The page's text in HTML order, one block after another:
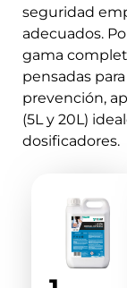
seguridad
adecuados.
gama
pensadas
prevención,
(5L y 20L)
dosificadores.